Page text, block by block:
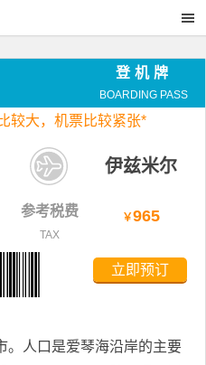
登机牌
BOARDING PASS
较大， 机票比较紧张*
伊兹米尔
参考税费
TAX
￥965
立即预订
。人口是爱琴海沿岸的主要